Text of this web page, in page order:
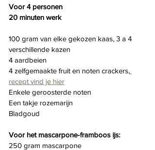
Voor 4 personen
20 minuten werk
100 gram van elke gekozen kaas, 3 a 4
verschillende kazen
4 aardbeien
4 zelfgemaakte fruit en noten crackers,
recept vind je hier
Enkele geroosterde noten
Een takje rozemarijn
Bladgoud
Voor het mascarpone-framboos ijs:
250 gram mascarpone